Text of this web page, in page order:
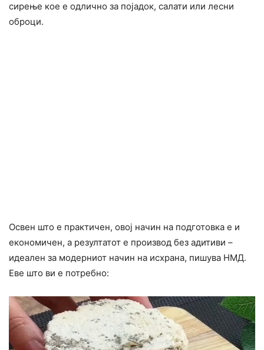
сирење кое е одлично за појадок, салати или лесни
оброци.
Освен што е практичен, овој начин на подготовка е и
економичен, а резултатот е производ без адитиви –
идеален за модерниот начин на исхрана, пишува НМД.
Еве што ви е потребно: